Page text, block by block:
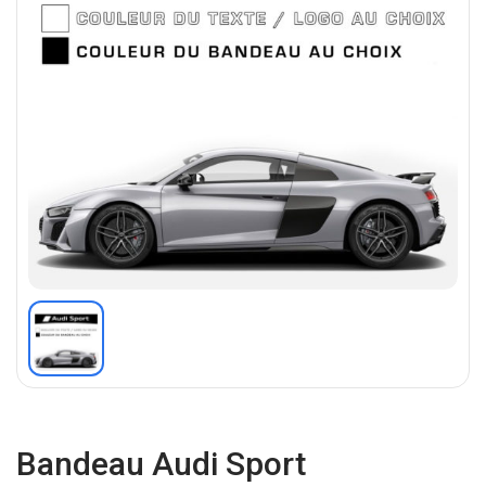
Bandeau Audi Sport